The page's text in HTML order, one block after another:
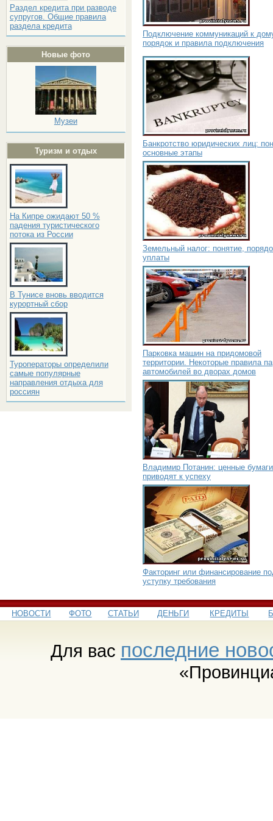
Раздел кредита при разводе
супругов. Общие правила
раздела кредита
Новые фото
Музеи
Туризм и отдых
На Кипре ожидают 50 %
падения туристического
потока из России
В Тунисе вновь вводится
курортный сбор
Туроператоры определили
самые популярные
направления отдыха для
россиян
Подключение коммуникаций к
порядок и правила подключения
Банкротство юридических лиц:
основные этапы
Земельный налог: понятие,
уплаты
Парковка машин на придомовой
территории. Некоторые правила
автомобилей во дворах домов
Владимир Потанин: ценные бумаги
приводят к успеху
Факторинг или финансирование
уступку требования
НОВОСТИ ФОТО СТАТЬИ ДЕНЬГИ КРЕДИТЫ
Для вас последние